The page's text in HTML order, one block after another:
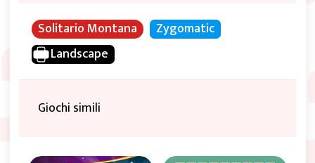
Solitario Montana
Zygomatic
Landscape
Giochi simili